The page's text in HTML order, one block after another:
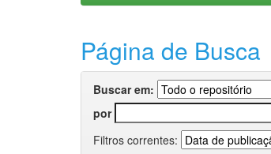
Página de Busca
Buscar em:
por
Filtros correntes: